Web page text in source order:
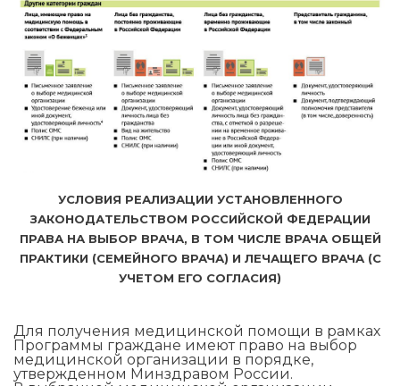
УСЛОВИЯ РЕАЛИЗАЦИИ УСТАНОВЛЕННОГО
ЗАКОНОДАТЕЛЬСТВОМ РОССИЙСКОЙ ФЕДЕРАЦИИ
ПРАВА НА ВЫБОР ВРАЧА, В ТОМ ЧИСЛЕ ВРАЧА ОБЩЕЙ
ПРАКТИКИ (СЕМЕЙНОГО ВРАЧА) И ЛЕЧАЩЕГО ВРАЧА (С
УЧЕТОМ ЕГО СОГЛАСИЯ)
Для получения медицинской помощи в рамках
Программы граждане имеют право на выбор
медицинской организации в порядке,
утвержденном Минздравом России.